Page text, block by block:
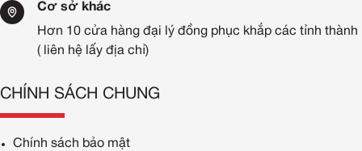
Cơ sở khác
Hơn 10 cửa hàng đại lý đồng phục khắp các tỉnh thành
( liên hệ lấy địa chỉ)
CHÍNH SÁCH CHUNG
Chính sách bảo mật